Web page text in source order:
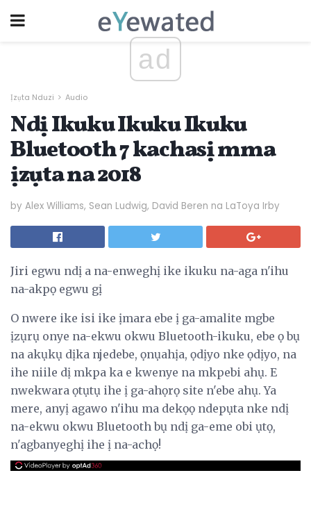
ad
Ịzụta Nduzi Audio
Ndị Ikuku Ikuku Ikuku
Bluetooth 7 kachasị mma
ịzụta na 2018
by Alex Williams, Sean Ludwig, David Beren na LaToya Irby
Jiri egwu ndị a na-enweghị ike ikuku na-aga n'ihu
na-akpọ egwu gị
O nwere ike isi ike ịmara ebe ị ga-amalite mgbe
ịzụrụ onye na-ekwu okwu Bluetooth-ikuku, ebe ọ bụ
na akụkụ dịka njedebe, ọnụahịa, ọdịyo nke ọdịyo, na
ihe niile dị mkpa ka e kwenye na mkpebi ahụ. E
nwekwara ọtụtụ ihe ị ga-ahọrọ site n'ebe ahụ. Ya
mere, anyị agawo n'ihu ma dekọọ ndepụta nke ndị
na-ekwu okwu Bluetooth bụ ndị ga-eme obi ụtọ,
n'agbanyeghị ihe ị na-achọ!